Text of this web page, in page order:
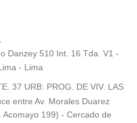
Danzey 510 Int. 16 Tda. V1 -
- Lima
37 URB: PROG. DE VIV. LAS
entre Av. Morales Duarez
199) - Cercado de